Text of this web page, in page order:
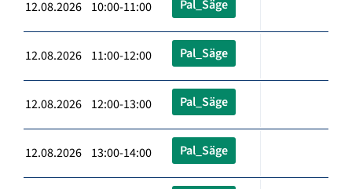
12.08.2026 10:00-11:00 Pal_Säge
12.08.2026 11:00-12:00 Pal_Säge
12.08.2026 12:00-13:00 Pal_Säge
12.08.2026 13:00-14:00 Pal_Säge